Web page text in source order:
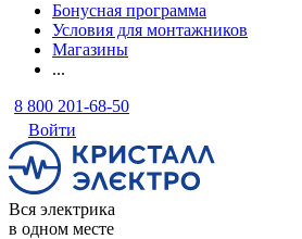
Бонусная программа
Условия для монтажников
Магазины
...
8 800 201-68-50
Войти
Вся электрика
в одном месте